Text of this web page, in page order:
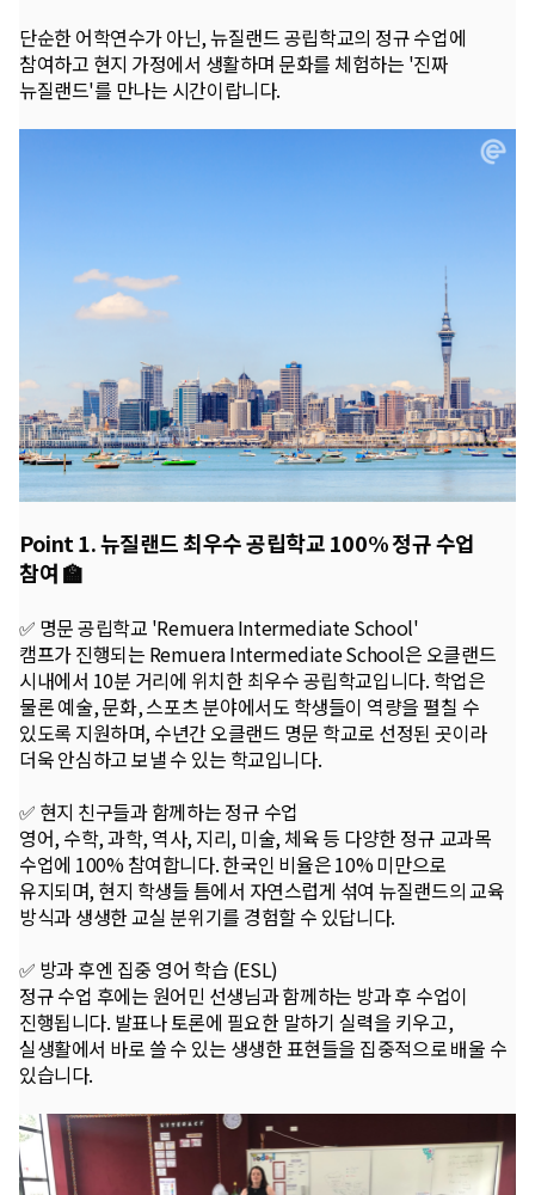
단순한 어학연수가 아닌, 뉴질랜드 공립학교의 정규 수업에
참여하고 현지 가정에서 생활하며 문화를 체험하는 '진짜
뉴질랜드'를 만나는 시간이랍니다.
Point 1. 뉴질랜드 최우수 공립학교 100% 정규 수업
참여 🏫
✅ 명문 공립학교 'Remuera Intermediate School'
캠프가 진행되는 Remuera Intermediate School은 오클랜드
시내에서 10분 거리에 위치한 최우수 공립학교입니다. 학업은
물론 예술, 문화, 스포츠 분야에서도 학생들이 역량을 펼칠 수
있도록 지원하며, 수년간 오클랜드 명문 학교로 선정된 곳이라
더욱 안심하고 보낼 수 있는 학교입니다.
✅ 현지 친구들과 함께하는 정규 수업
영어, 수학, 과학, 역사, 지리, 미술, 체육 등 다양한 정규 교과목
수업에 100% 참여합니다. 한국인 비율은 10% 미만으로
유지되며, 현지 학생들 틈에서 자연스럽게 섞여 뉴질랜드의 교육
방식과 생생한 교실 분위기를 경험할 수 있답니다.
✅ 방과 후엔 집중 영어 학습 (ESL)
정규 수업 후에는 원어민 선생님과 함께하는 방과 후 수업이
진행됩니다. 발표나 토론에 필요한 말하기 실력을 키우고,
실생활에서 바로 쓸 수 있는 생생한 표현들을 집중적으로 배울 수
있습니다.